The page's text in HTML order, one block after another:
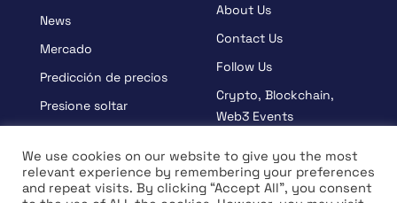
News
Mercado
Predicción de precios
Presione soltar
Aprender
Entrevista
About Us
Contact Us
Follow Us
Crypto, Blockchain,
Web3 Events
Terms And Condition
We use cookies on our website to give you the most
relevant experience by remembering your preferences
and repeat visits. By clicking “Accept All”, you consent